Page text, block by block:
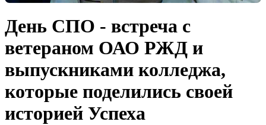
День СПО - встреча с
ветераном ОАО РЖД и
выпускниками колледжа,
которые поделились своей
историей Успеха